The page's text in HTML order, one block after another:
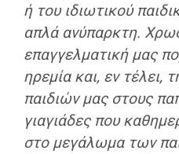
ή του ιδιωτικού
απλά ανύπαρκτη.
επαγγελματική μας
ηρεμία και, εν τέλει,
παιδιών μας στους
γιαγιάδες που
στο μεγάλωμα των